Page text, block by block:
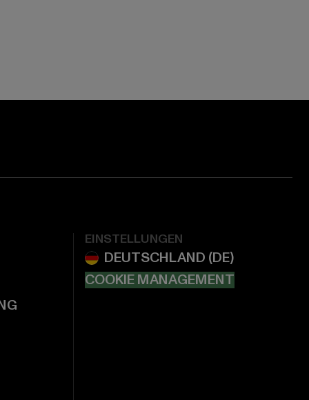
EINSTELLUNGEN
COOKIE MANAGEMENT